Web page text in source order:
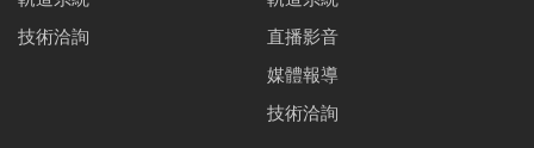
技術洽詢
直播影音
媒體報導
技術洽詢